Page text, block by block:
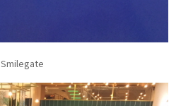
Smilegate